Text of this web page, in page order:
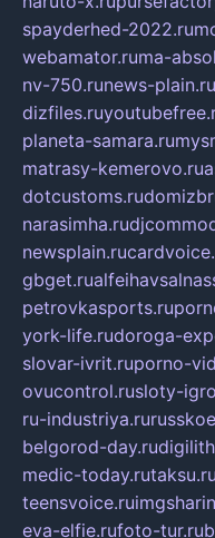
spayderhed-2022.ru
webamator.ruma-
nv-750.runews-plain.ru
dizfiles.ru
planeta-samara.ru
matrasy-kemerovo.ru
dotcustoms.ru
narasimha.ru
newsplain.ru
gbget.ru
petrovkasports.ru
york-life.rudoroga-
slovar-ivrit.ruporno-
ovucontrol.rusloty-
ru-industriya.ru
belgorod-day.ru
medic-today.rutaksu.ru
teensvoice.ru
eva-elfie.rufoto-tur.ru